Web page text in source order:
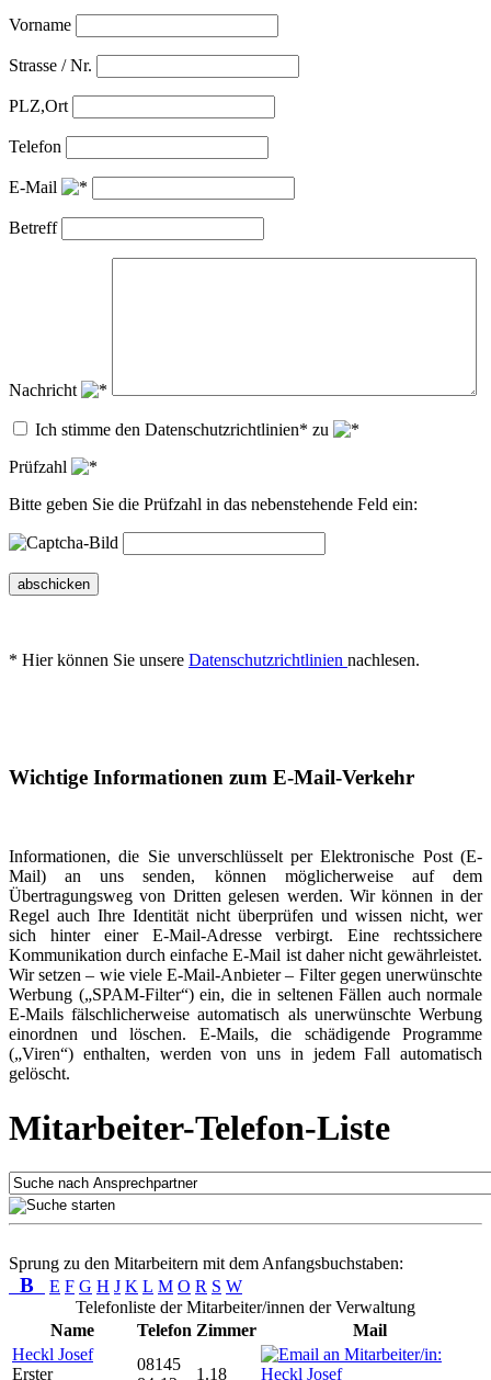
Vorname
Strasse / Nr.
PLZ,Ort
Telefon
E-Mail
Betreff
Nachricht
Ich stimme den Datenschutzrichtlinien* zu
Prüfzahl
Bitte geben Sie die Prüfzahl in das nebenstehende Feld ein:
abschicken
* Hier können Sie unsere Datenschutzrichtlinien nachlesen.
Wichtige Informationen zum E-Mail-Verkehr
Informationen, die Sie unverschlüsselt per Elektronische Post (E-
Mail) an uns senden, können möglicherweise auf dem
Übertragungsweg von Dritten gelesen werden. Wir können in der
Regel auch Ihre Identität nicht überprüfen und wissen nicht, wer
sich hinter einer E-Mail-Adresse verbirgt. Eine rechtssichere
Kommunikation durch einfache E-Mail ist daher nicht gewährleistet.
Wir setzen – wie viele E-Mail-Anbieter – Filter gegen unerwünschte
Werbung („SPAM-Filter“) ein, die in seltenen Fällen auch normale
E-Mails fälschlicherweise automatisch als unerwünschte Werbung
einordnen und löschen. E-Mails, die schädigende Programme
(„Viren“) enthalten, werden von uns in jedem Fall automatisch
gelöscht.
Mitarbeiter-Telefon-Liste
Sprung zu den Mitarbeitern mit dem Anfangsbuchstaben:
B E F G H J K L M O R S W
Telefonliste der Mitarbeiter/innen der Verwaltung
Name
Telefon Zimmer
Mail
Heckl Josef
Erster
08145
1.18